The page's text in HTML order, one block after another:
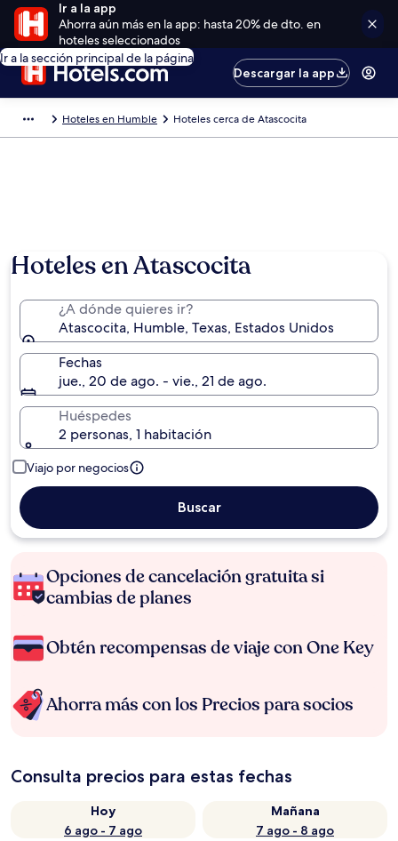
Ir a la app
Ahorra aún más en la app: hasta 20% de dto. en
hoteles seleccionados
Ir a la sección principal de la página
Descargar la app
Hoteles en Humble Hoteles cerca de Atascocita
Hoteles en Atascocita
¿A dónde quieres ir?
Atascocita, Humble, Texas, Estados Unidos
Fechas
jue., 20 de ago. - vie., 21 de ago.
Huéspedes
2 personas, 1 habitación
Viajo por negocios
Buscar
Opciones de cancelación gratuita si
cambias de planes
Obtén recompensas de viaje con One Key
Ahorra más con los Precios para socios
Consulta precios para estas fechas
Hoy
6 ago - 7 ago
Mañana
7 ago - 8 ago